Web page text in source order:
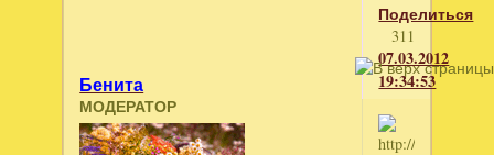
Поделиться
311
07.03.2012
19:34:53
Бенита
МОДЕРАТОР